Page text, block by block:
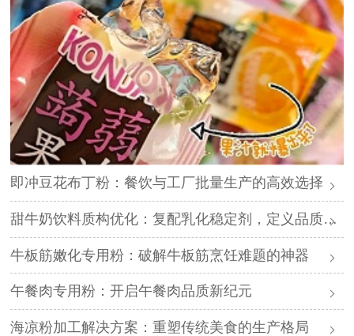
即冲豆花布丁粉：餐饮与工厂批量生产的高效选择
甜牛奶饮料质构优化：复配乳化稳定剂，定义品质新标准
牛板筋嫩化专用粉：破解牛板筋烹饪难题的神器
午餐肉专用粉：开启午餐肉品质新纪元
海凉粉加工解决方案：重塑传统美食的生产格局